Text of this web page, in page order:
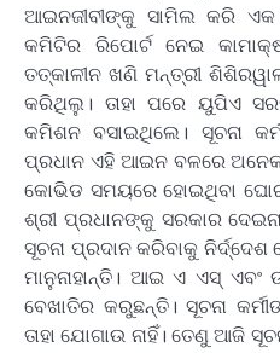
ଆଇନଜୀବୀଙ୍କୁ ସାମିଲ କରି
କମିଟିର ରିପୋର୍ଟ ନେଇ
ତତ୍କାଳୀନ ଖଣି ମନ୍ତ୍ରୀ
କରିଥିଲୁ। ତାହା ପରେ ୟୁପିଏ
କମିଶନ ବସାଇଥିଲେ। ସୂଚନା
ପ୍ରଧାନ ଏହି ଆଇନ ବଳରେ ଅନେକ
କୋଭିଡ ସମୟରେ ହୋଇଥିବା
ଶ୍ରୀ ପ୍ରଧାନଙ୍କୁ ସରକାର
ସୂଚନା ପ୍ରଦାନ କରିବାକୁ
ମାନୁନାହାନ୍ତି। ଆଇ ଏ ଏସ୍
ବେଖାତିର କରୁଛନ୍ତି। ସୂଚନା
ତାହା ଯୋଗାଉ ନାହିଁ। ତେଣୁ ଆଜି